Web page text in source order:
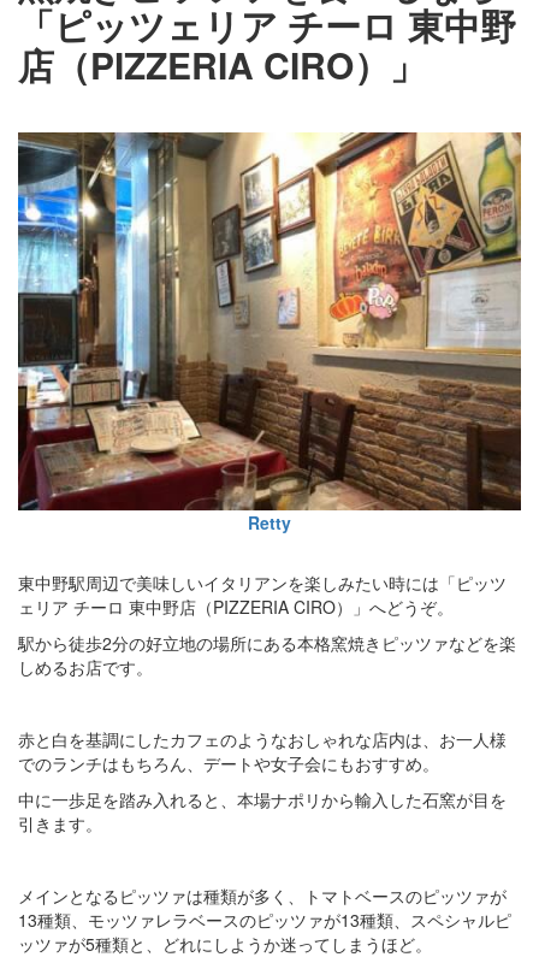
「ピッツェリア チーロ 東中野
店（PIZZERIA CIRO）」
Retty
東中野駅周辺で美味しいイタリアンを楽しみたい時には「ピッツ
ェリア チーロ 東中野店（PIZZERIA CIRO）」へどうぞ。
駅から徒歩2分の好立地の場所にある本格窯焼きピッツァなどを楽
しめるお店です。
赤と白を基調にしたカフェのようなおしゃれな店内は、お一人様
でのランチはもちろん、デートや女子会にもおすすめ。
中に一歩足を踏み入れると、本場ナポリから輸入した石窯が目を
引きます。
メインとなるピッツァは種類が多く、トマトベースのピッツァが
13種類、モッツァレラベースのピッツァが13種類、スペシャルピ
ッツァが5種類と、どれにしようか迷ってしまうほど。